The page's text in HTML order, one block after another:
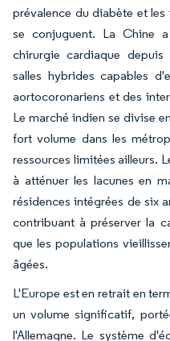
prévalence du diabète et
se conjuguent. La Chine
chirurgie cardiaque
salles hybrides capables
aortocoronariens et des
Le marché indien se divise
fort volume dans les
ressources limitées ailleurs.
à atténuer les lacunes en
résidences intégrées de six
contribuant à préserver la
que les populations
âgées.
L'Europe est en retrait en
un volume significatif,
l'Allemagne. Le système